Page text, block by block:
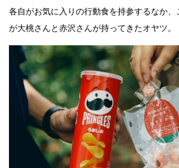
各自がお気に入りの行動食を持参するなか
が大桃さんと赤沢さんが持ってきたオヤツ。